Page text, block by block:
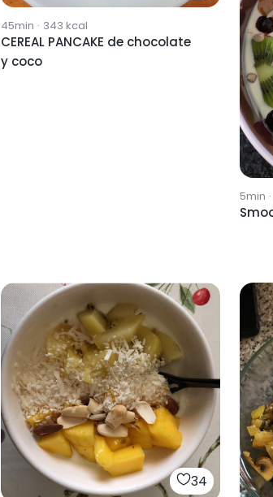
45min · 343 kcal
CEREAL PANCAKE de chocolate
y coco
5min ·
34